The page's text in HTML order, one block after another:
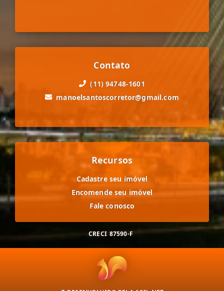
Contato
(11) 94748-1601
manoelsantoscorretor@gmail.com
Recursos
Cadastre seu imóvel
Encomende seu imóvel
Fale conosco
CRECI 87590-F